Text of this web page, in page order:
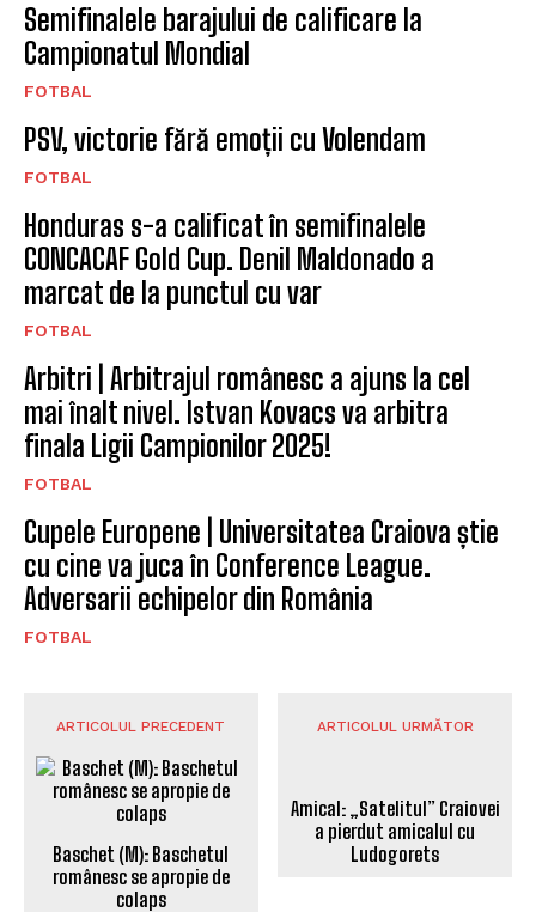
Semifinalele barajului de calificare la
Campionatul Mondial
FOTBAL
PSV, victorie fără emoții cu Volendam
FOTBAL
Honduras s-a calificat în semifinalele
CONCACAF Gold Cup. Denil Maldonado a
marcat de la punctul cu var
FOTBAL
Arbitri | Arbitrajul românesc a ajuns la cel
mai înalt nivel. Istvan Kovacs va arbitra
finala Ligii Campionilor 2025!
FOTBAL
Cupele Europene | Universitatea Craiova știe
cu cine va juca în Conference League.
Adversarii echipelor din România
FOTBAL
ARTICOLUL PRECEDENT
Baschet (M): Baschetul
românesc se apropie de
colaps
ARTICOLUL URMĂTOR
Amical: „Satelitul” Craiovei